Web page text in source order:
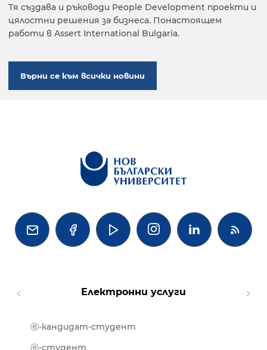
Тя създава и ръководи People Development проекти и
цялостни решения за бизнеса. Понастоящем
работи в Assert International Bulgaria.
Върни се към всички новини
   
Електронни услуги
ⓔ-кандидат-студент
ⓔ-студент